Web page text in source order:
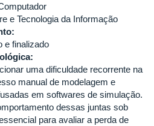
e Tecnologia da Informação
e finalizado
uma dificuldade recorrente na
manual de modelagem e
em softwares de simulação.
dessas juntas sob
para avaliar a perda de